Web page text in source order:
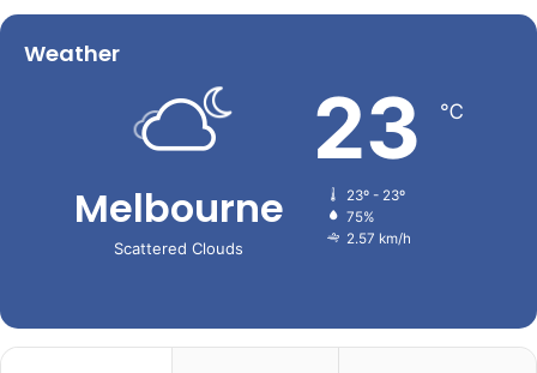
Weather
Melbourne
Scattered Clouds
23 ℃
23º - 23º
75%
2.57 km/h